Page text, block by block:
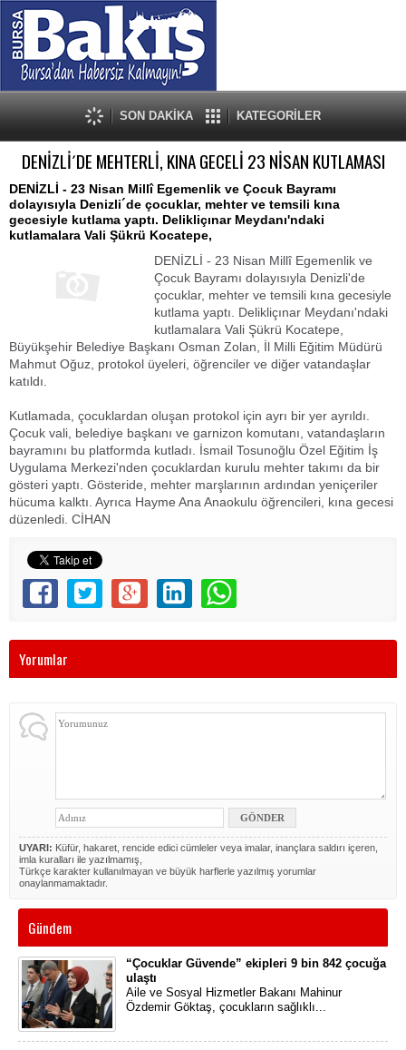
SON DAKİKA KATEGORİLER
DENİZLİ´DE MEHTERLİ, KINA GECELİ 23 NİSAN KUTLAMASI
DENİZLİ - 23 Nisan Millî Egemenlik ve Çocuk Bayramı
dolayısıyla Denizli´de çocuklar, mehter ve temsili kına
gecesiyle kutlama yaptı. Delikliçınar Meydanı'ndaki
kutlamalara Vali Şükrü Kocatepe,
DENİZLİ - 23 Nisan Millî Egemenlik ve
Çocuk Bayramı dolayısıyla Denizli'de
çocuklar, mehter ve temsili kına gecesiyle
kutlama yaptı. Delikliçınar Meydanı'ndaki
kutlamalara Vali Şükrü Kocatepe,
Büyükşehir Belediye Başkanı Osman Zolan, İl Milli Eğitim Müdürü
Mahmut Oğuz, protokol üyeleri, öğrenciler ve diğer vatandaşlar
katıldı.
Kutlamada, çocuklardan oluşan protokol için ayrı bir yer ayrıldı.
Çocuk vali, belediye başkanı ve garnizon komutanı, vatandaşların
bayramını bu platformda kutladı. İsmail Tosunoğlu Özel Eğitim İş
Uygulama Merkezi'nden çocuklardan kurulu mehter takımı da bir
gösteri yaptı. Gösteride, mehter marşlarının ardından yeniçeriler
hücuma kalktı. Ayrıca Hayme Ana Anaokulu öğrencileri, kına gecesi
düzenledi. CİHAN
Yorumlar
UYARI: Küfür, hakaret, rencide edici cümleler veya imalar, inançlara saldırı içeren,
imla kuralları ile yazılmamış,
Türkçe karakter kullanılmayan ve büyük harflerle yazılmış yorumlar
onaylanmamaktadır.
Gündem
“Çocuklar Güvende” ekipleri 9 bin 842 çocuğa
ulaştı
Aile ve Sosyal Hizmetler Bakanı Mahinur
Özdemir Göktaş, çocukların sağlıklı...